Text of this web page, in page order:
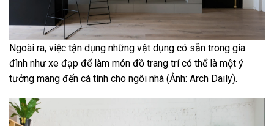
Ngoài ra, việc tận dụng những vật dụng có sẵn trong gia
đình như xe đạp để làm món đồ trang trí có thể là một ý
tưởng mang đến cá tính cho ngôi nhà (Ảnh: Arch Daily).